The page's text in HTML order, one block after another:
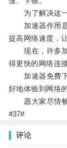
为了解决这一
加速器作用是
提高网络速度，
现在，许多加
得更快的网络连接
加速器免费下
好地体验到网络
愿大家尽情畅
#37#
评论